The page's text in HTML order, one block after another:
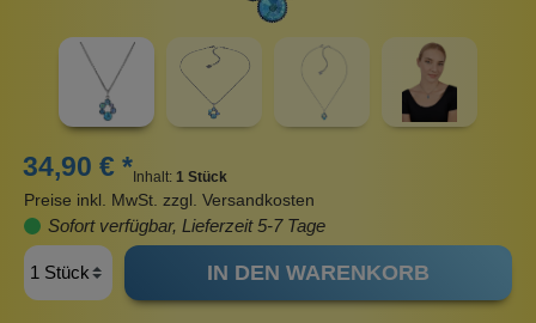
34,90 € * Inhalt: 1 Stück
Preise inkl. MwSt. zzgl. Versandkosten
Sofort verfügbar, Lieferzeit 5-7 Tage
IN DEN WARENKORB